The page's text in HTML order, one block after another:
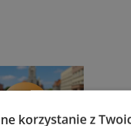
korzystanie z